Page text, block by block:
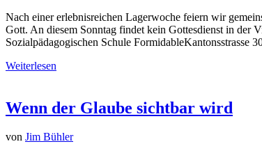
Nach einer erlebnisreichen Lagerwoche feiern wir
Gott. An diesem Sonntag findet kein Gottesdienst in der
Sozialpädagogischen Schule FormidableKantonsstrasse
Weiterlesen
Wenn der Glaube sichtbar wird
von Jim Bühler